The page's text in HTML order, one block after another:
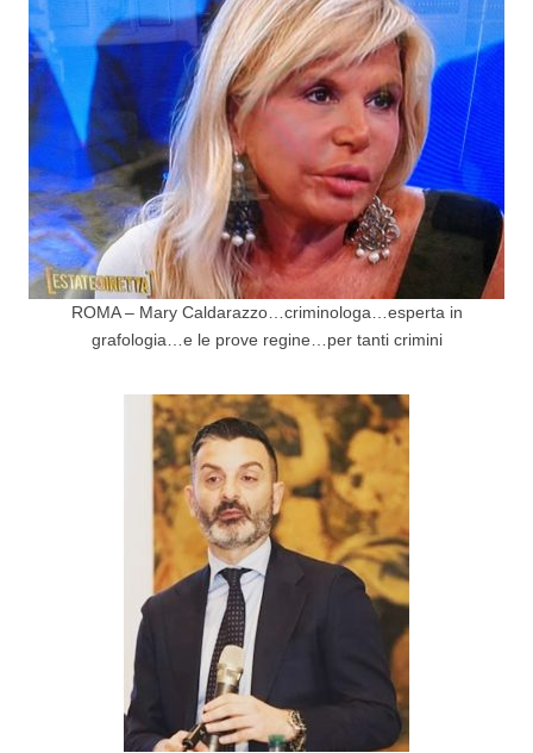
ROMA – Mary Caldarazzo…criminologa…esperta in
grafologia…e le prove regine…per tanti crimini